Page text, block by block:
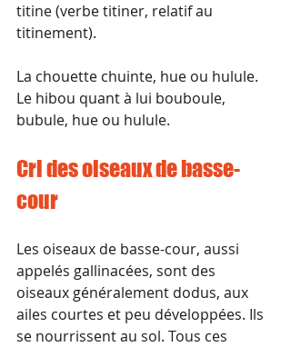
titine (verbe titiner, relatif au
titinement).
La chouette chuinte, hue ou hulule.
Le hibou quant à lui bouboule,
bubule, hue ou hulule.
Cri des oiseaux de basse-
cour
Les oiseaux de basse-cour, aussi
appelés gallinacées, sont des
oiseaux généralement dodus, aux
ailes courtes et peu développées. Ils
se nourrissent au sol. Tous ces